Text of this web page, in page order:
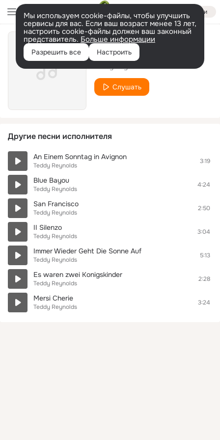
Войти
Мы используем cookie-файлы, чтобы улучшить
сервисы для вас. Если ваш возраст менее 13 лет,
настроить cookie-файлы должен ваш законный
представитель. Больше информации
Разрешить все Настроить
The Last Waltz
Слушать
Другие песни исполнителя
An Einem Sonntag in Avignon
Teddy Reynolds
3:19
Blue Bayou
Teddy Reynolds
4:24
San Francisco
Teddy Reynolds
2:50
II Silenzo
Teddy Reynolds
3:04
Immer Wieder Geht Die Sonne Auf
Teddy Reynolds
5:13
Es waren zwei Konigskinder
Teddy Reynolds
2:28
Mersi Cherie
Teddy Reynolds
3:24